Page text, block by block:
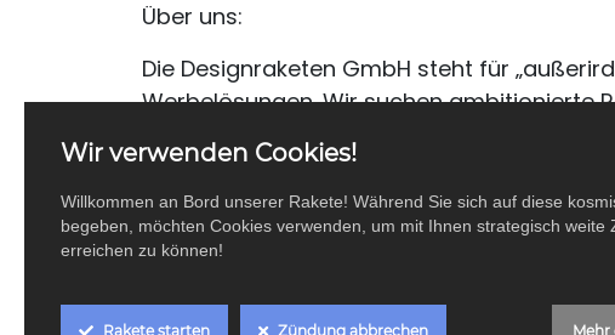
Über uns:
Die Designraketen GmbH steht für
Werbelösungen. Wir suchen ambitionierte
kreativen Dienstleistungen und Produkte
bist du unser Partner im Vertrieb und
Geschäftsmöglichkeiten zu erschließen
positionieren. Mit deinem Netzwerk und
Erfolg der Designraketen bei!
Deine Mission als Reseller ✨:
Wir verwenden Cookies!
Willkommen an Bord unserer Rakete! Während Sie sich auf diese
begeben, möchten Cookies verwenden, um mit Ihnen strategisch weite
erreichen zu können!
Rakete starten Zündung abbrechen Mehr